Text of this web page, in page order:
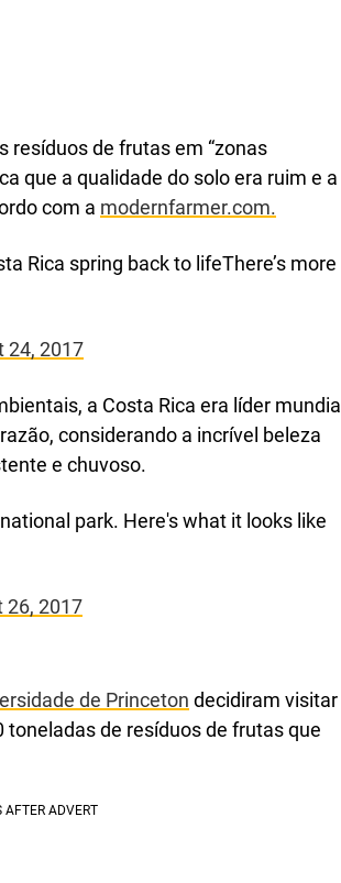
resíduos de frutas em “zonas
que a qualidade do solo era ruim e a
com a modernfarmer.com.
Rica spring back to lifeThere’s more
24, 2017
a Costa Rica era líder mundial
considerando a incrível beleza
e chuvoso.
park. Here's what it looks like
26, 2017
de Princeton decidiram visitar
toneladas de resíduos de frutas que